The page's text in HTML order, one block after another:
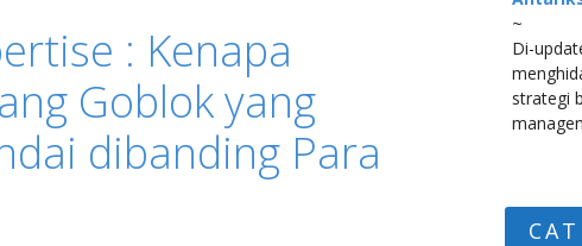
: Kenapa
Goblok yang
dibanding Para
~
Di-
strategi